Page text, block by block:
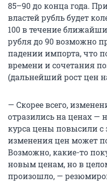
85–90 до конца года.
властей рубль будет
100 в течение
рубля до 90 возможно
падении импорта, что
времени и сочетания
(дальнейший рост цен
— Скорее всего,
отразились на ценах —
курса цены повысили с
изменения цен может
Возможно, какие-то
новым ценам, но в
произошло, —